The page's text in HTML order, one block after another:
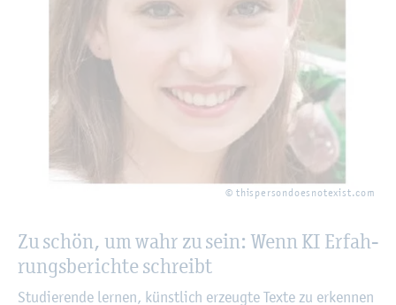
© this­per­son­does­note­xist.com
Zu schön, um wahr zu sein: Wenn KI Er­fah­
rungs­be­rich­te schreibt
Stu­die­ren­de ler­nen, künst­lich er­zeug­te Texte zu er­ken­nen